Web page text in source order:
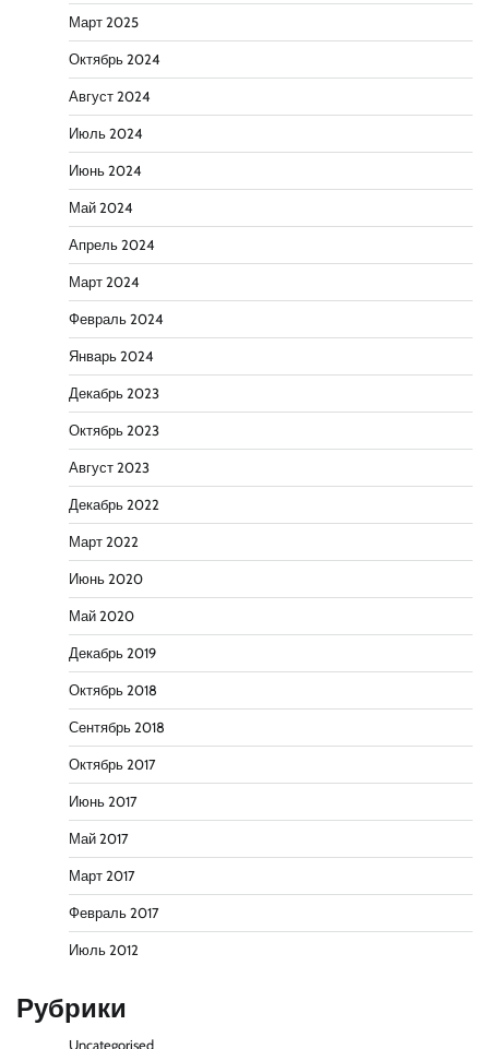
Март 2025
Октябрь 2024
Август 2024
Июль 2024
Июнь 2024
Май 2024
Апрель 2024
Март 2024
Февраль 2024
Январь 2024
Декабрь 2023
Октябрь 2023
Август 2023
Декабрь 2022
Март 2022
Июнь 2020
Май 2020
Декабрь 2019
Октябрь 2018
Сентябрь 2018
Октябрь 2017
Июнь 2017
Май 2017
Март 2017
Февраль 2017
Июль 2012
Рубрики
Uncategorised